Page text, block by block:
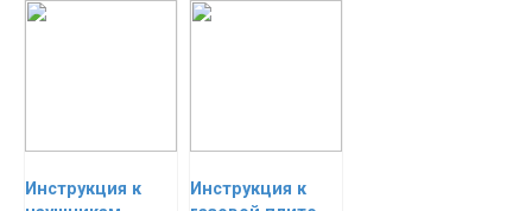
Инструкция к
Инструкция к